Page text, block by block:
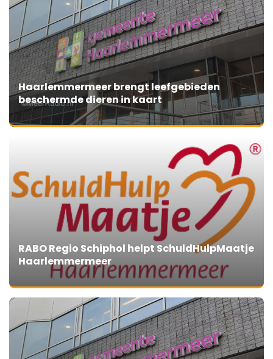
Haarlemmermeer brengt leefgebieden
beschermde dieren in kaart
RABO Regio Schiphol helpt SchuldHulpMaatje
Haarlemmermeer